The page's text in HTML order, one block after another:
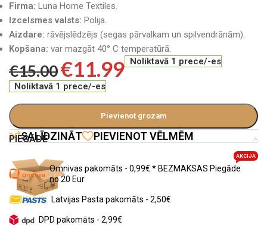
Firma: Luna Home Textiles.
Izcelsmes valsts: Polija.
Aizdare: rāvējslēdzējs (segas pārvalkam un spilvendrānām).
Kopšana: var mazgāt 40° C temperatūrā.
€15.00€11.99 Noliktavā 1 prece/-es
Noliktavā 1 prece/-es
Pievienot grozam
SALĪDZINĀT PIEVIENOT VĒLMĒM
PIEGĀDE
Omnivas pakomāts - 0,99€ * BEZMAKSAS Piegāde
no 20 Eur
AKCIJA
Latvijas Pasta pakomāts - 2,50€
DPD pakomāts - 2,99€